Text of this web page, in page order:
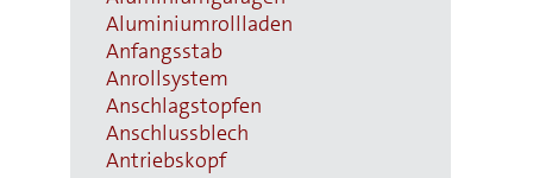
Aluminiumrollladen
Anfangsstab
Anrollsystem
Anschlagstopfen
Anschlussblech
Antriebskopf